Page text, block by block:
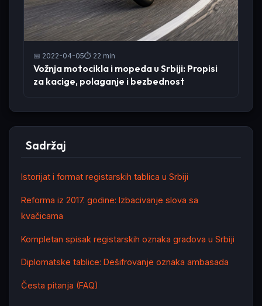
📅 2022-04-05⏱️ 22 min
Vožnja motocikla i mopeda u Srbiji: Propisi
za kacige, polaganje i bezbednost
Sadržaj
Istorijat i format registarskih tablica u Srbiji
Reforma iz 2017. godine: Izbacivanje slova sa
kvačicama
Kompletan spisak registarskih oznaka gradova u Srbiji
Diplomatske tablice: Dešifrovanje oznaka ambasada
Česta pitanja (FAQ)